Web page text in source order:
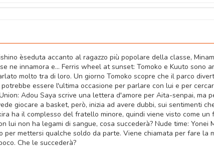
èseduta accanto al ragazzo più popolare della classe,
ne innamora e... Ferris wheel at sunset: Tomoko e Kuuto sono
molto tra di loro. Un giorno Tomoko scopre che il parco
essere l'ultima occasione per parlare con lui e per
Adou Saya scrive una lettera d'amore per Aita-senpai, ma
giocare a basket, però, inizia ad avere dubbi, sui sentimenti
ha il complesso del fratello minore, quindi viene visto come un
lui non ha legami di sangue, cosa succederà? Nude time:
per mettersi qualche soldo da parte. Viene chiamata per fare la
Che le succederà?